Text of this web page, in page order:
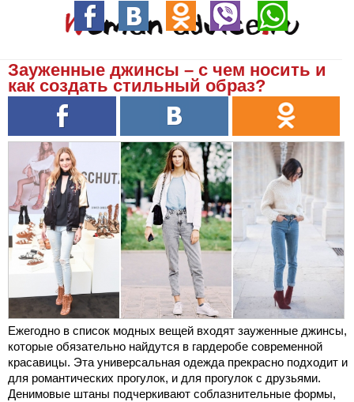
Зауженные джинсы – с чем носить и
как создать стильный образ?
Ежегодно в список модных вещей входят зауженные джинсы,
которые обязательно найдутся в гардеробе современной
красавицы. Эта универсальная одежда прекрасно подходит и
для романтических прогулок, и для прогулок с друзьями.
Денимовые штаны подчеркивают соблазнительные формы,